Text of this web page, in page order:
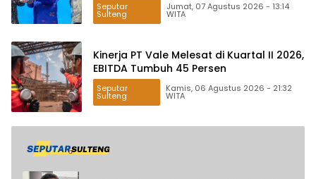
Seputar
Sulteng
Jumat, 07 Agustus 2026 - 13:14
WITA
Kinerja PT Vale Melesat di Kuartal II 2026,
EBITDA Tumbuh 45 Persen
Seputar
Sulteng
Kamis, 06 Agustus 2026 - 21:32
WITA